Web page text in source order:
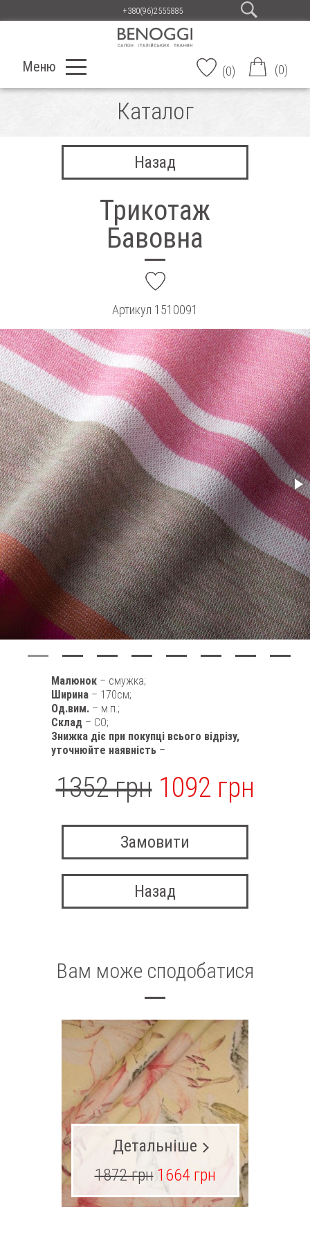
+380(96)2555885
Меню (0) (0)
Каталог
Назад
Трикотаж
Бавовна
Артикул 1510091
Малюнок – смужка;
Ширина – 170см;
Од.вим. – м.п.;
Склад – CO;
Знижка діє при покупці всього відрізу,
уточнюйте наявність –
1352 грн 1092 грн
Замовити
Назад
Вам може сподобатися
Детальніше
1872 грн 1664 грн